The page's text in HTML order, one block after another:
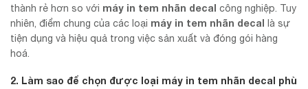
thành rẻ hơn so với máy in tem nhãn decal công nghiệp. Tuy
nhiên, điểm chung của các loại máy in tem nhãn decal là sự
tiện dụng và hiệu quả trong việc sản xuất và đóng gói hàng
hoá.
2. Làm sao để chọn được loại máy in tem nhãn decal phù